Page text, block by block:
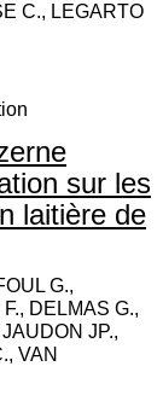
C., LEGARTO
sur les
laitière de
G.,
DELMAS G.,
JP.,
VAN